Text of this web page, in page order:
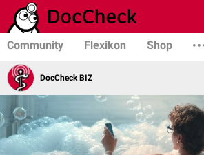
Community Flexikon Shop
DocCheck BIZ